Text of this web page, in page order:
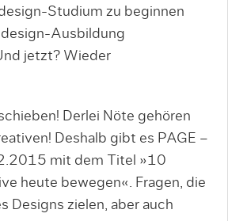
Studium zu beginnen
Ausbildung
jetzt? Wieder
Derlei Nöte gehören
Deshalb gibt es PAGE –
mit dem Titel »10
heute bewegen«. Fragen, die
Designs zielen, aber auch